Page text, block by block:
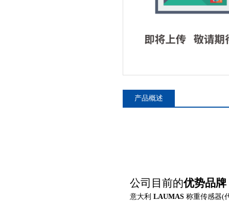
产品概述
公司目前的优势品牌
意大利 LAUMAS 称重传感器(